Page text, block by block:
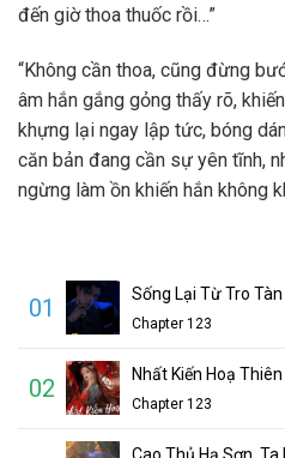
đến giờ thoa thuốc rồi…”
“Không cần thoa, cũng đừng
âm hắn gắng gỏng thấy rõ,
khựng lại ngay lập tức, bóng
căn bản đang cần sự yên tĩnh,
ngừng làm ồn khiến hắn không
01 Sống Lại Từ Tro Tàn
Chapter 123
02 Nhất Kiến Hoạ
Chapter 123